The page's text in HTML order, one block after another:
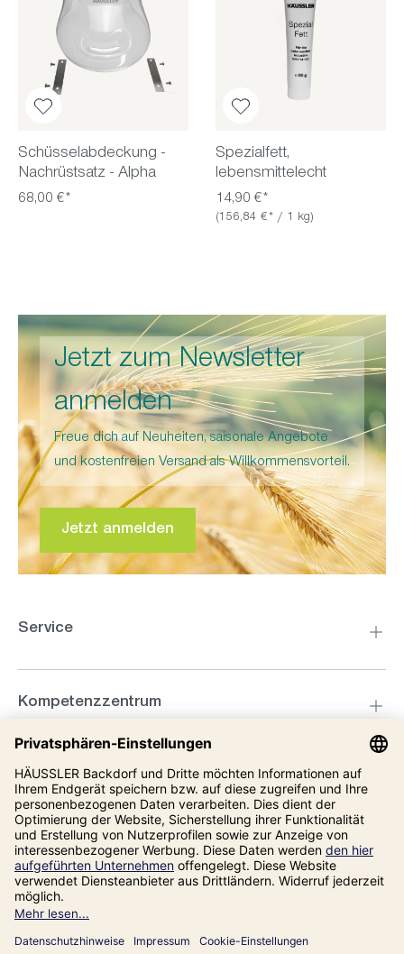
Schüsselabdeckung -
Nachrüstsatz - Alpha
68,00 €*
Spezialfett,
lebensmittelecht
14,90 €*
(156,84 €* / 1 kg)
Jetzt zum Newsletter
anmelden
Freue dich auf Neuheiten, saisonale Angebote
und kostenfreien Versand als Willkommensvorteil.
Jetzt anmelden
Service
Kompetenzzentrum
Informationen
Unsere Adresse